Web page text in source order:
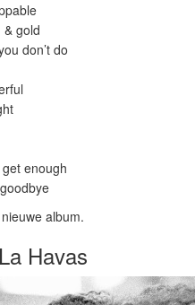
& gold
don’t do
enough
album.
Havas